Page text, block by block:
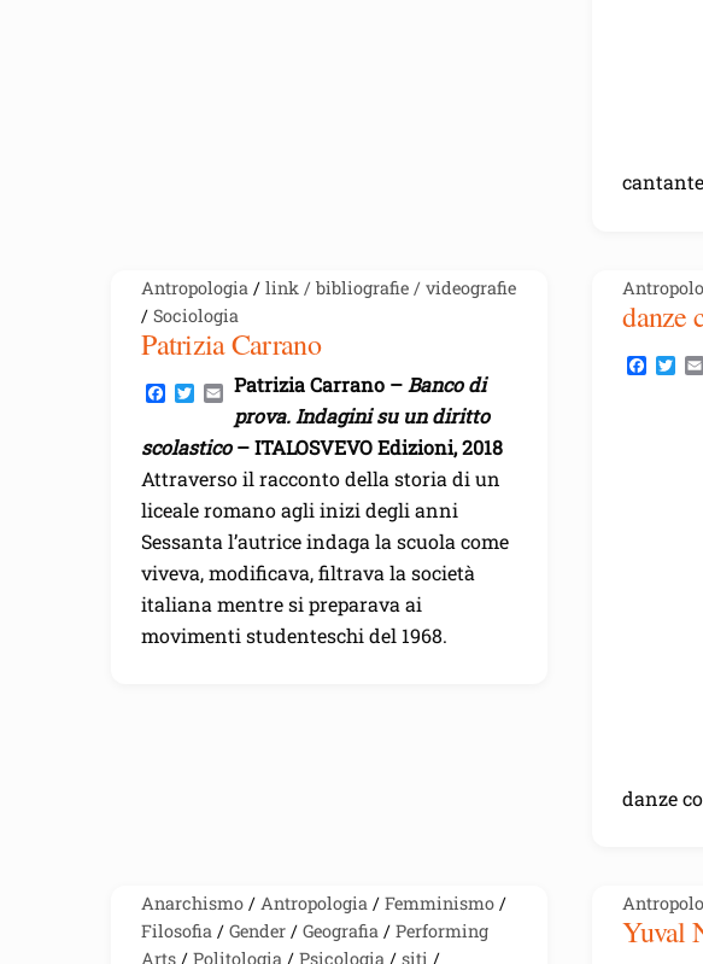
Antropologia / link / bibliografie / videografie
/ Sociologia
Patrizia Carrano
F
e
b
o
o
T
t
t
e
r
E
m
a
i
l
Patrizia Carrano –Banco di
prova. Indagini su un diritto
scolastico– ITALOSVEVO Edizioni, 2018
Attraverso il racconto della storia di un
liceale romano agli inizi degli anni
Sessanta l’autrice indaga la scuola come
viveva, modificava, filtrava la società
italiana mentre si preparava ai
movimenti studenteschi del 1968.
danze
F T
danze
Anarchismo / Antropologia / Femminismo /
Filosofia / Gender / Geografia / Performing
Arts / Politologia / Psicologia / siti /
Yuval